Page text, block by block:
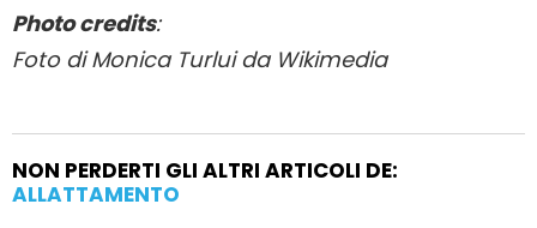
Photo credits:
Foto di Monica Turlui da Wikimedia
NON PERDERTI GLI ALTRI ARTICOLI DE:
ALLATTAMENTO